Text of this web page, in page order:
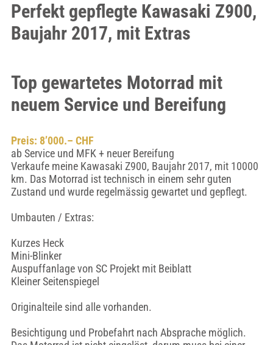
Perfekt gepflegte Kawasaki Z900,
Baujahr 2017, mit Extras
Top gewartetes Motorrad mit
neuem Service und Bereifung
Preis: 8’000.– CHF
ab Service und MFK + neuer Bereifung
Verkaufe meine Kawasaki Z900, Baujahr 2017, mit 10000
km. Das Motorrad ist technisch in einem sehr guten
Zustand und wurde regelmässig gewartet und gepflegt.
Umbauten / Extras:
Kurzes Heck
Mini-Blinker
Auspuffanlage von SC Projekt mit Beiblatt
Kleiner Seitenspiegel
Originalteile sind alle vorhanden.
Besichtigung und Probefahrt nach Absprache möglich.